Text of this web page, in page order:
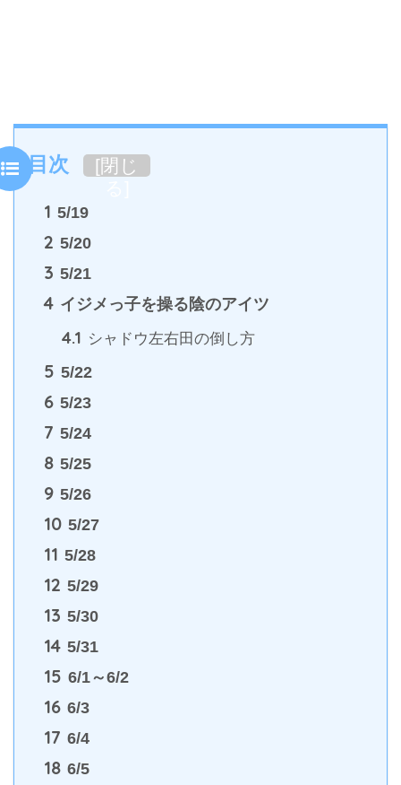
目次 [閉じ
1 5/19
2 5/20
3 5/21
4 イジメっ子を操る陰のアイツ
4.1 シャドウ左右田の倒し方
5 5/22
6 5/23
7 5/24
8 5/25
9 5/26
10 5/27
11 5/28
12 5/29
13 5/30
14 5/31
15 6/1～6/2
16 6/3
17 6/4
18 6/5